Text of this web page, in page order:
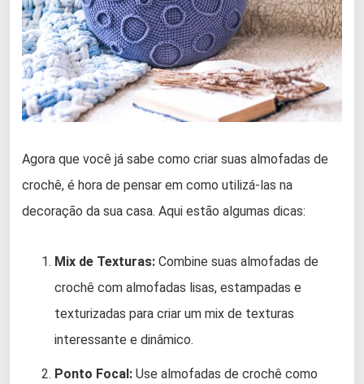
Agora que você já sabe como criar suas almofadas de
crochê, é hora de pensar em como utilizá-las na
decoração da sua casa. Aqui estão algumas dicas:
Mix de Texturas: Combine suas almofadas de
crochê com almofadas lisas, estampadas e
texturizadas para criar um mix de texturas
interessante e dinâmico.
Ponto Focal: Use almofadas de crochê como